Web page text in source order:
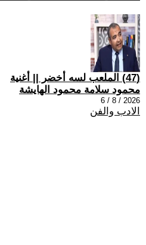
(47) الملعب لسه أخضر || أغنية
محمود سلامة محمود الهايشة
2026 / 8 / 6
الادب والفن